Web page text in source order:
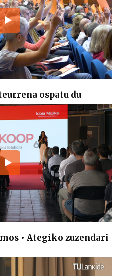
ospatu du
• Ategiko zuzendari